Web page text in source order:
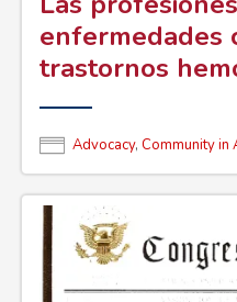
enfermedades
trastornos
Advocacy, Community in